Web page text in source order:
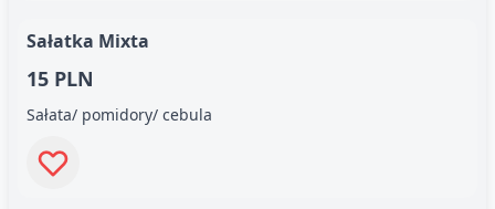
Sałatka Mixta
15 PLN
Sałata/ pomidory/ cebula